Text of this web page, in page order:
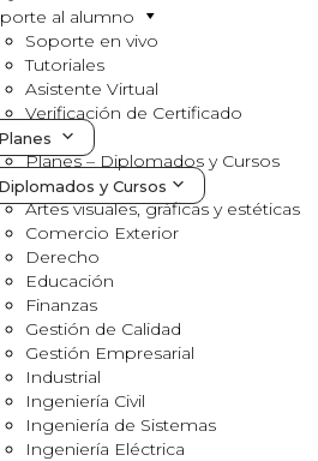
al alumno
Soporte en vivo
Tutoriales
Asistente Virtual
Verificación de Certificado
Planes
Planes – Diplomados y Cursos
Diplomados y Cursos
Artes visuales, gráficas y estéticas
Comercio Exterior
Derecho
Educación
Finanzas
Gestión de Calidad
Gestión Empresarial
Industrial
Ingeniería Civil
Ingeniería de Sistemas
Ingeniería Eléctrica